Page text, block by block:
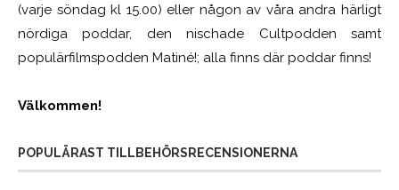
(varje söndag kl 15.00) eller någon av våra andra härligt
nördiga poddar, den nischade Cultpodden samt
populärfilmspodden Matiné!; alla finns där poddar finns!
Välkommen!
POPULÄRAST TILLBEHÖRSRECENSIONERNA